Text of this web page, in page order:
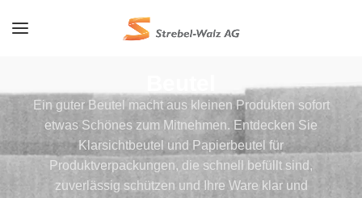
Ein guter Beutel macht aus kleinen Produkten sofort
etwas Schönes zum Mitnehmen. Entdecken Sie
Klarsichtbeutel und Papierbeutel für
Produktverpackungen, die schnell befüllt sind,
zuverlässig schützen und Ihre Ware klar und